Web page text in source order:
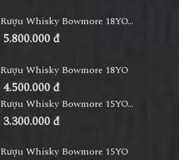
Rượu Whisky Bowmore 18YO...
5.800.000 đ
Rượu Whisky Bowmore 18YO
4.500.000 đ
Rượu Whisky Bowmore 15YO...
3.300.000 đ
Rượu Whisky Bowmore 15YO